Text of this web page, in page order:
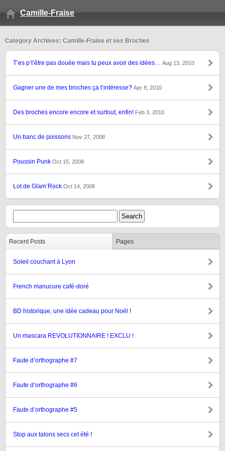
Camille-Fraise
Category Archives: Camille-Fraise et ses Broches
T’es p’t’être pas douée mais tu peux avoir des idées… Aug 13, 2010
Gagner une de mes broches ça t’intéresse? Apr 8, 2010
Des broches encore encore et surtout, enfin! Feb 3, 2010
Un banc de poissons Nov 27, 2008
Poussin Punk Oct 15, 2008
Lot de Glam’Rock Oct 14, 2008
Recent Posts Pages
Soleil couchant à Lyon
French manucure café-doré
BD historique, une idée cadeau pour Noël !
Un mascara REVOLUTIONNAIRE ! EXCLU !
Faute d’orthographe #7
Faute d’orthographe #6
Faute d’orthographe #5
Stop aux talons secs cet été !